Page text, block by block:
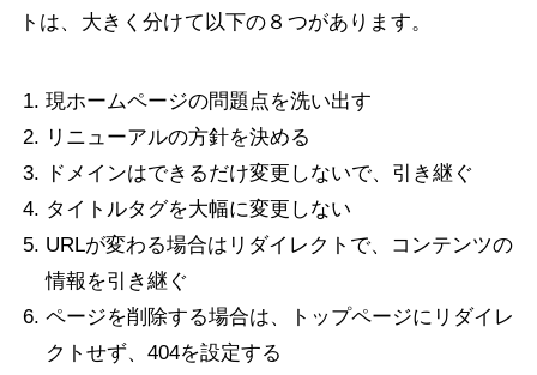
トは、大きく分けて以下の８つがあります。
現ホームページの問題点を洗い出す
リニューアルの方針を決める
ドメインはできるだけ変更しないで、引き継ぐ
タイトルタグを大幅に変更しない
URLが変わる場合はリダイレクトで、コンテンツの
情報を引き継ぐ
ページを削除する場合は、トップページにリダイレ
クトせず、404を設定する